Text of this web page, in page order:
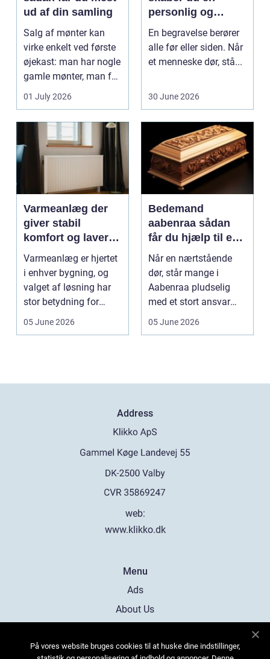
ud af din samling
Salg af mønter kan
virke enkelt ved første
øjekast: man har nogle
gamle mønter, man får
dem vurderet...
01 July 2026
personlig og
respektfuld afsked
En begravelse berører
alle før eller siden. Når
et menneske dør, stå...
30 June 2026
Varmeanlæg der
giver stabil
komfort og lavere
energiregning
Varmeanlæg er hjertet
i enhver bygning, og
valget af løsning har
stor betydning for
b&a...
05 June 2026
Bedemand
aabenraa sådan
får du hjælp til en
værdig afsked
Når en nærtstående
dør, står mange i
Aabenraa pludselig
med et stort ansvar
midt i sorgen.
05 June 2026
Address
web:
www.klikko.dk
Menu
Ads
About Us
Contact
På vores website bruges cookies til at huske dine indstillinger,